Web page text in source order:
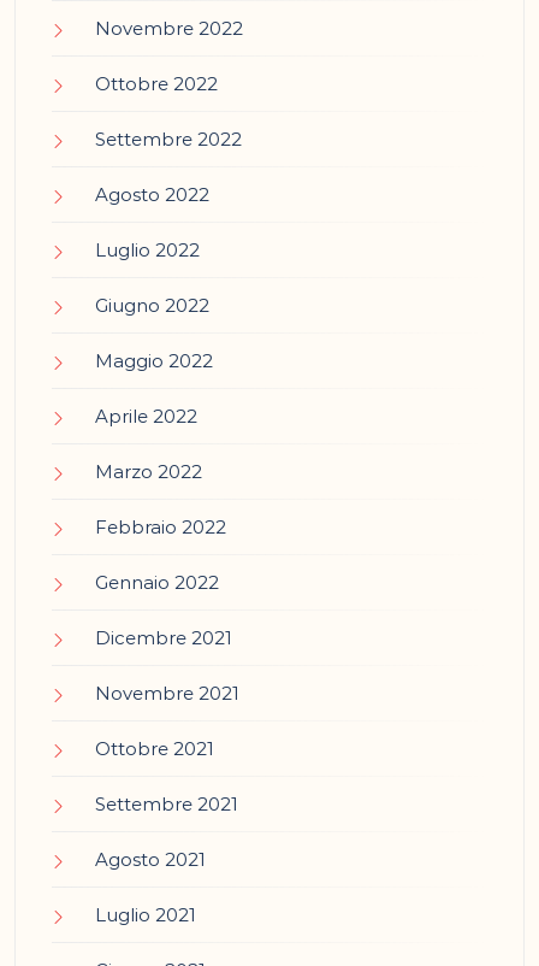
Novembre 2022
Ottobre 2022
Settembre 2022
Agosto 2022
Luglio 2022
Giugno 2022
Maggio 2022
Aprile 2022
Marzo 2022
Febbraio 2022
Gennaio 2022
Dicembre 2021
Novembre 2021
Ottobre 2021
Settembre 2021
Agosto 2021
Luglio 2021